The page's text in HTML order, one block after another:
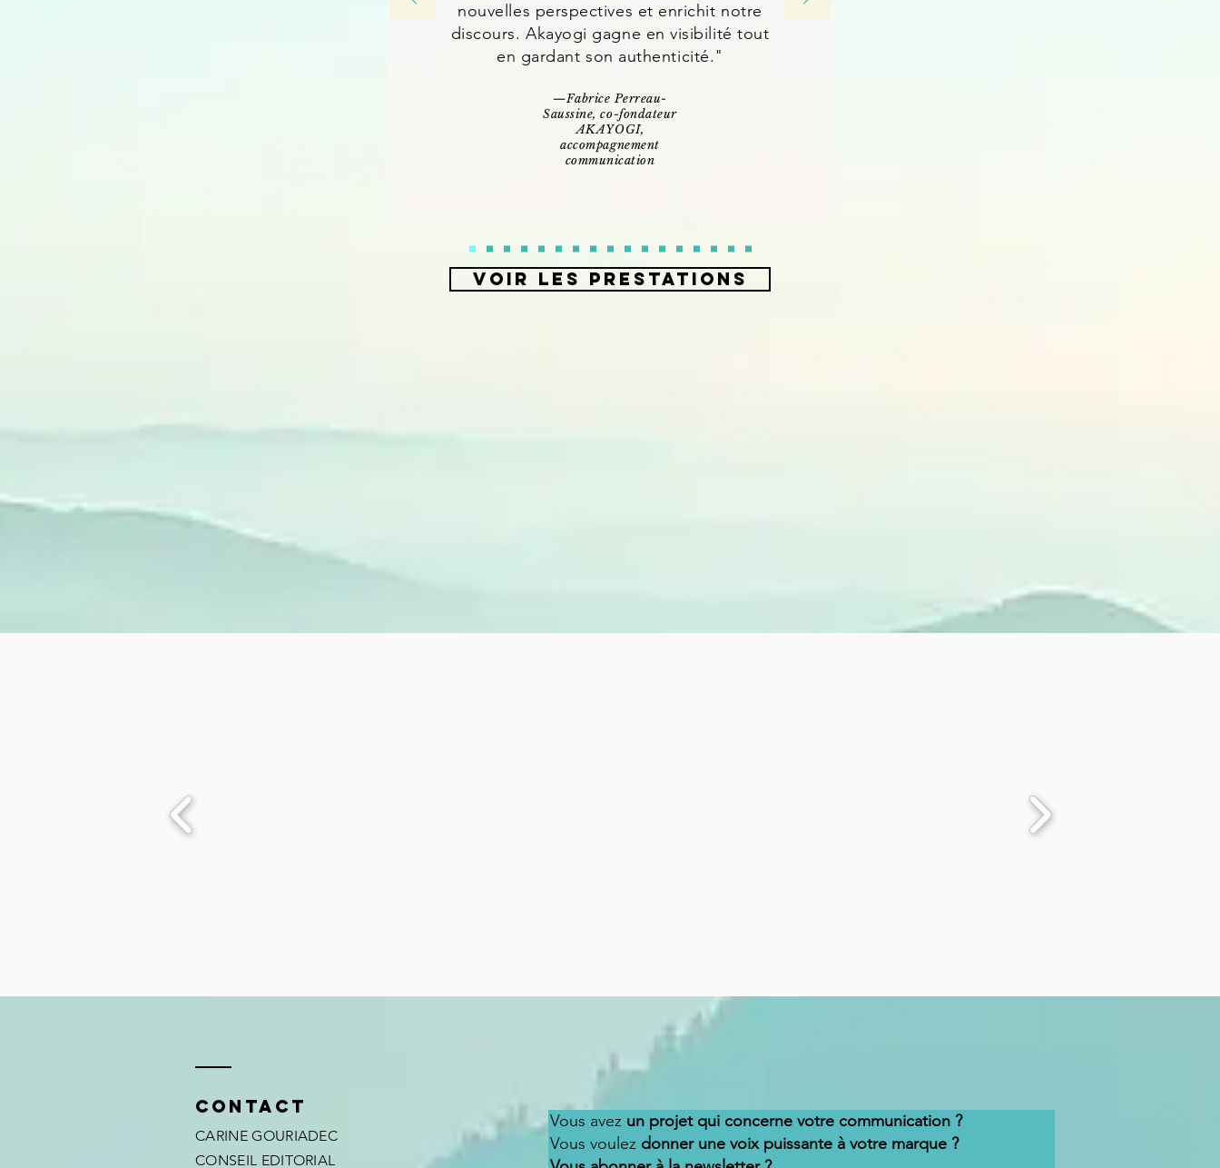
—Fabrice Perreau-
Saussine, co-fondateur
AKAYOGI,
accompagnement
communication
nouvelles perspectives et enrichit notre
discours. Akayogi gagne en visibilité tout
en gardant son authenticité."
voir les Prestations
Contact
CARINE GOURIADEC
CONSEIL EDITORIAL
Vous avez un projet qui concerne votre communication ?
Vous voulez donner une voix puissante à votre marque ?